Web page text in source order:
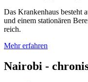
Das Krankenhaus besteht
und einem stationären Be
reich.
Mehr erfahren
Nairobi -